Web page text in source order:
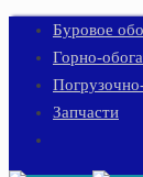
Перейти
содержимому
Буровое
Горно-
Запчасти